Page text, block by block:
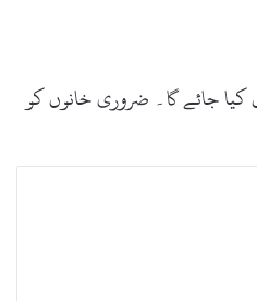
جائے گا۔ ضروری خانوں کو